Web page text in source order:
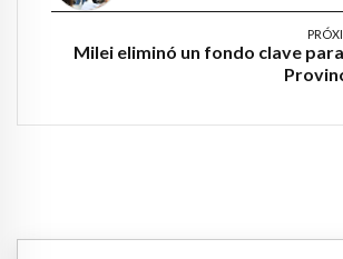
Milei eliminó un fondo clave